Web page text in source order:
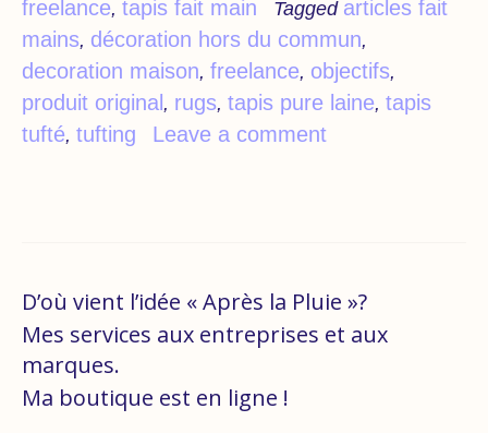
freelance, tapis fait main Tagged articles fait
mains, décoration hors du commun,
decoration maison, freelance, objectifs,
produit original , rugs, tapis pure laine, tapis
tufté, tufting Leave a comment
D’où vient l’idée « Après la Pluie »?
Mes services aux entreprises et aux
marques.
Ma boutique est en ligne !